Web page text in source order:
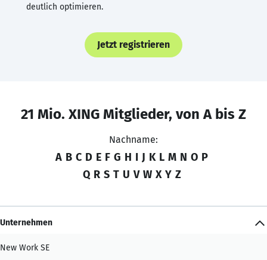
deutlich optimieren.
Jetzt registrieren
21 Mio. XING Mitglieder, von A bis Z
Nachname:
A B C D E F G H I J K L M N O P
Q R S T U V W X Y Z
Unternehmen
New Work SE